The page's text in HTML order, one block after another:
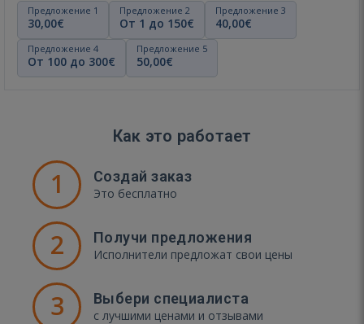
Предложение 1
30,00€
Предложение 2
От 1 до 150€
Предложение 3
40,00€
Предложение 4
От 100 до 300€
Предложение 5
50,00€
Как это работает
1 Создай заказ
Это бесплатно
2 Получи предложения
Исполнители предложат свои цены
3 Выбери специалиста
с лучшими ценами и отзывами